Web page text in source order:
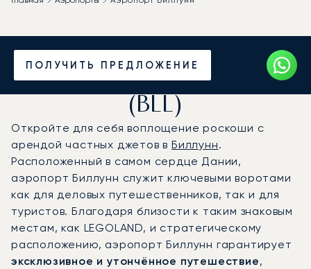
ПОЛУЧИТЬ ПРЕДЛОЖЕНИЕ
Частный джет в
аэропорт Биллунн
(BLL)
Откройте для себя воплощение роскоши с
арендой частных джетов вБиллунн.
Расположенный в самом сердце Дании,
аэропорт Биллунн служит ключевыми воротами
как для деловых путешественников, так и для
туристов. Благодаря близости к таким знаковым
местам, как LEGOLAND, и стратегическому
расположению, аэропорт Биллунн гарантирует
эксклюзивное и утончённое путешествие,